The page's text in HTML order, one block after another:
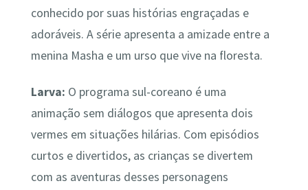
conhecido por suas histórias engraçadas e
adoráveis. A série apresenta a amizade entre a
menina Masha e um urso que vive na floresta.
Larva: O programa sul-coreano é uma
animação sem diálogos que apresenta dois
vermes em situações hilárias. Com episódios
curtos e divertidos, as crianças se divertem
com as aventuras desses personagens